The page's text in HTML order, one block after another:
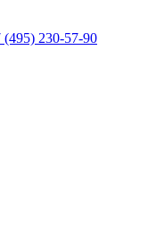
(495) 230-57-90